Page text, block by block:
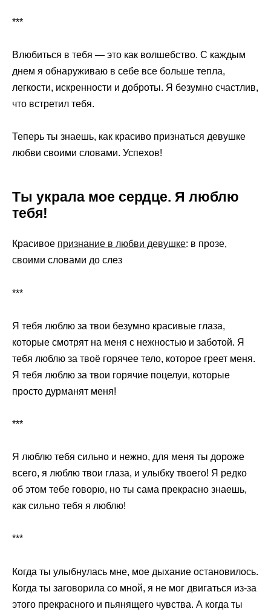
***
Влюбиться в тебя — это как волшебство. С каждым
днем ​​я обнаруживаю в себе все больше тепла,
легкости, искренности и доброты. Я безумно счастлив,
что встретил тебя.
Теперь ты знаешь, как красиво признаться девушке
любви своими словами. Успехов!
Ты украла мое сердце. Я люблю
тебя!
Красивое признание в любви девушке: в прозе,
своими словами до слез
***
Я тебя люблю за твои безумно красивые глаза,
которые смотрят на меня с нежностью и заботой. Я
тебя люблю за твоё горячее тело, которое греет меня.
Я тебя люблю за твои горячие поцелуи, которые
просто дурманят меня!
***
Я люблю тебя сильно и нежно, для меня ты дороже
всего, я люблю твои глаза, и улыбку твоего! Я редко
об этом тебе говорю, но ты сама прекрасно знаешь,
как сильно тебя я люблю!
***
Когда ты улыбнулась мне, мое дыхание остановилось.
Когда ты заговорила со мной, я не мог двигаться из-за
этого прекрасного и пьянящего чувства. А когда ты